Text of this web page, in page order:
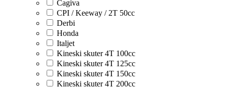
Cagiva
CPI / Keeway / 2T 50cc
Derbi
Honda
Italjet
Kineski skuter 4T 100cc
Kineski skuter 4T 125cc
Kineski skuter 4T 150cc
Kineski skuter 4T 200cc